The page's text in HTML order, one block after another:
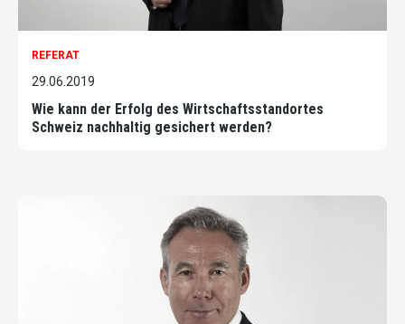
REFERAT
29.06.2019
Wie kann der Erfolg des Wirtschaftsstandortes
Schweiz nachhaltig gesichert werden?